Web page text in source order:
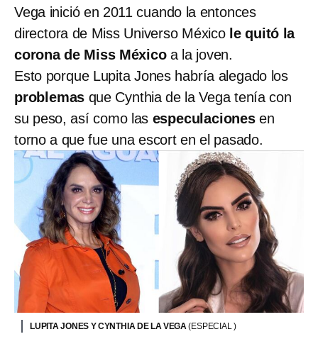
Vega inició en 2011 cuando la entonces
directora de Miss Universo México le quitó la
corona de Miss Méxicoa la joven.
Esto porque Lupita Jones habría alegado los
problemas que Cynthia de la Vega tenía con
su peso, así como las especulacionesen
torno a que fue una escort en el pasado.
LUPITA JONES Y CYNTHIA DE LA VEGA(ESPECIAL )